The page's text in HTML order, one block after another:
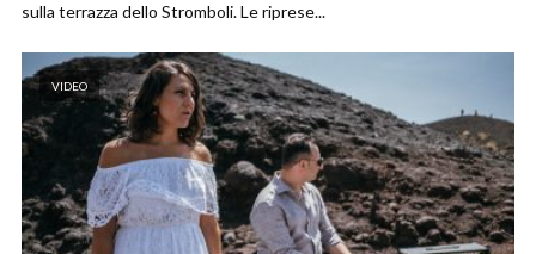
sulla terrazza dello Stromboli. Le riprese...
VIDEO